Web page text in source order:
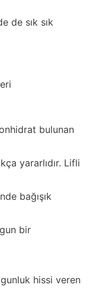
de sık sık
bulunan
yararlıdır. Lifli
bağışık
bir
hissi veren